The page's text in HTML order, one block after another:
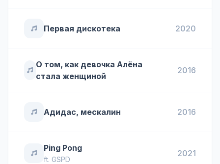
Первая дискотека 2020
О том, как девочка Алёна
стала женщиной
2016
Адидас, мескалин 2016
Ping Pong
ft. GSPD
2021